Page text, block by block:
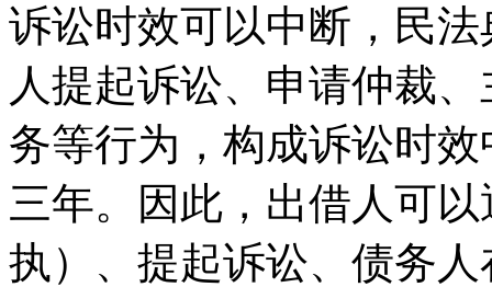
诉讼时效可以中断，民
人提起诉讼、申请仲裁
务等行为，构成诉讼时
三年。因此，出借人可
执）、提起诉讼、债务